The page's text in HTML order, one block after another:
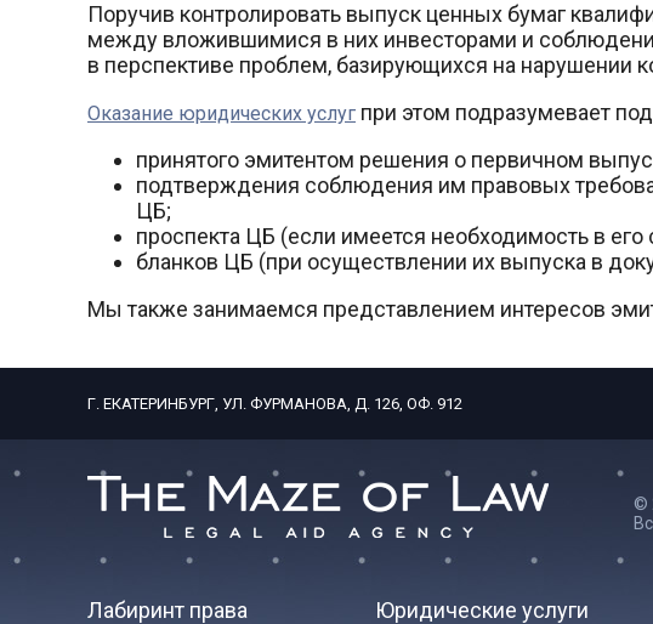
Поручив контролировать выпуск ценных бумаг
между вложившимися в них инвесторами и
в перспективе проблем, базирующихся на нарушении
Оказание юридических услуг при этом подразумевает
принятого эмитентом решения о первичном
подтверждения соблюдения им правовых
ЦБ;
проспекта ЦБ (если имеется необходимость в его
бланков ЦБ (при осуществлении их выпуска в
Мы также занимаемся представлением интересов
Г. ЕКАТЕРИНБУРГ, УЛ. ФУРМАНОВА, Д. 126, ОФ. 912
©
Лабиринт права Юридические услуги